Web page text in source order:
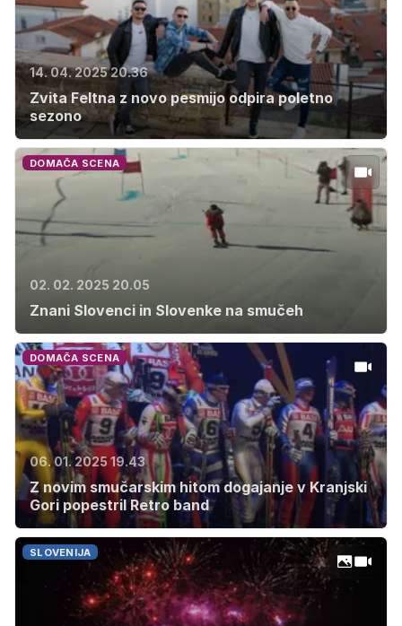
14. 04. 2025 20.36
Zvita Feltna z novo pesmijo odpira poletno
sezono
DOMAČA SCENA
02. 02. 2025 20.05
Znani Slovenci in Slovenke na smučeh
DOMAČA SCENA
06. 01. 2025 19.43
Z novim smučarskim hitom dogajanje v Kranjski
Gori popestril Retro band
SLOVENIJA